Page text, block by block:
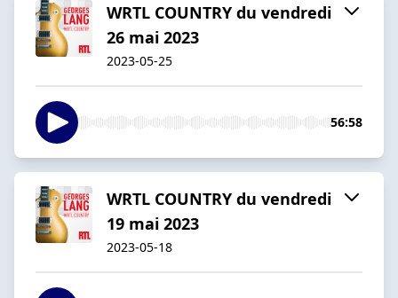
WRTL COUNTRY du vendredi
26 mai 2023
2023-05-25
56:58
WRTL COUNTRY du vendredi
19 mai 2023
2023-05-18